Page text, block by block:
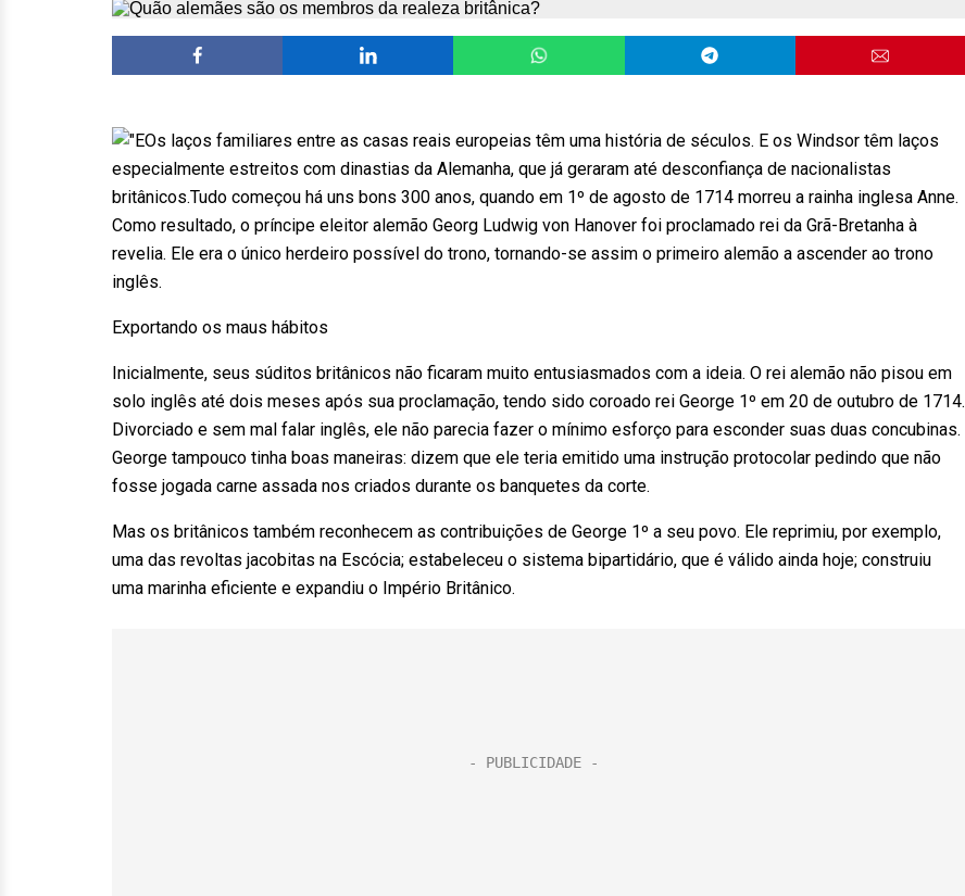
Os laços familiares entre as casas reais europeias têm uma história de séculos. E os Windsor têm laços
especialmente estreitos com dinastias da Alemanha, que já geraram até desconfiança de nacionalistas
britânicos.Tudo começou há uns bons 300 anos, quando em 1º de agosto de 1714 morreu a rainha inglesa Anne.
Como resultado, o príncipe eleitor alemão Georg Ludwig von Hanover foi proclamado rei da Grã-Bretanha à
revelia. Ele era o único herdeiro possível do trono, tornando-se assim o primeiro alemão a ascender ao trono
inglês.
Exportando os maus hábitos
Inicialmente, seus súditos britânicos não ficaram muito entusiasmados com a ideia. O rei alemão não pisou em
solo inglês até dois meses após sua proclamação, tendo sido coroado rei George 1º em 20 de outubro de 1714.
Divorciado e sem mal falar inglês, ele não parecia fazer o mínimo esforço para esconder suas duas concubinas.
George tampouco tinha boas maneiras: dizem que ele teria emitido uma instrução protocolar pedindo que não
fosse jogada carne assada nos criados durante os banquetes da corte.
Mas os britânicos também reconhecem as contribuições de George 1º a seu povo. Ele reprimiu, por exemplo,
uma das revoltas jacobitas na Escócia; estabeleceu o sistema bipartidário, que é válido ainda hoje; construiu
uma marinha eficiente e expandiu o Império Britânico.